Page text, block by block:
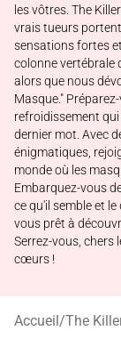
les vôtres. The
vrais tueurs
sensations fortes
colonne vertébrale
alors que nous
Masque."
refroidissement
dernier mot. Avec
énigmatiques,
monde où les
Embarquez-vous
ce qu'il semble et
vous prêt à
Serrez-vous, chers
cœurs !
Accueil/The